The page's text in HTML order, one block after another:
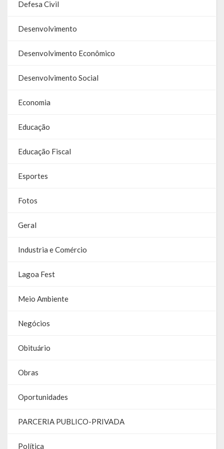
Galeria de Vereadores
Galeria de Fotos
Vídeos
Programas
Publicações
Contas – TCE
Relatório Anual de Gestão
Editais de Concursos/Processos Seletivos
Editais de Licitações
Legislação
Defesa Civil
Desenvolvimento
Desenvolvimento Econômico
Desenvolvimento Social
Economia
Educação
Educação Fiscal
Esportes
Fotos
Geral
Industria e Comércio
Lagoa Fest
Meio Ambiente
Negócios
Obituário
Obras
Oportunidades
PARCERIA PUBLICO-PRIVADA
Política